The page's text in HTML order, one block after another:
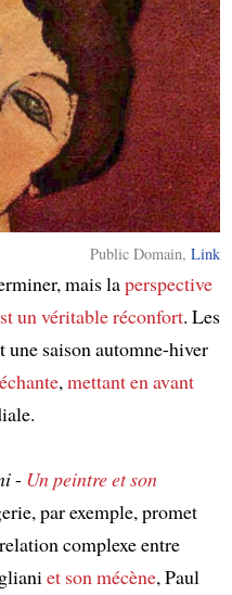
Public Domain,Link
mais laperspective
un véritable réconfort. Les
une saison automne-hiver
,mettant en avant
- Un peintre et son
par exemple, promet
complexe entre
et son mécène, Paul